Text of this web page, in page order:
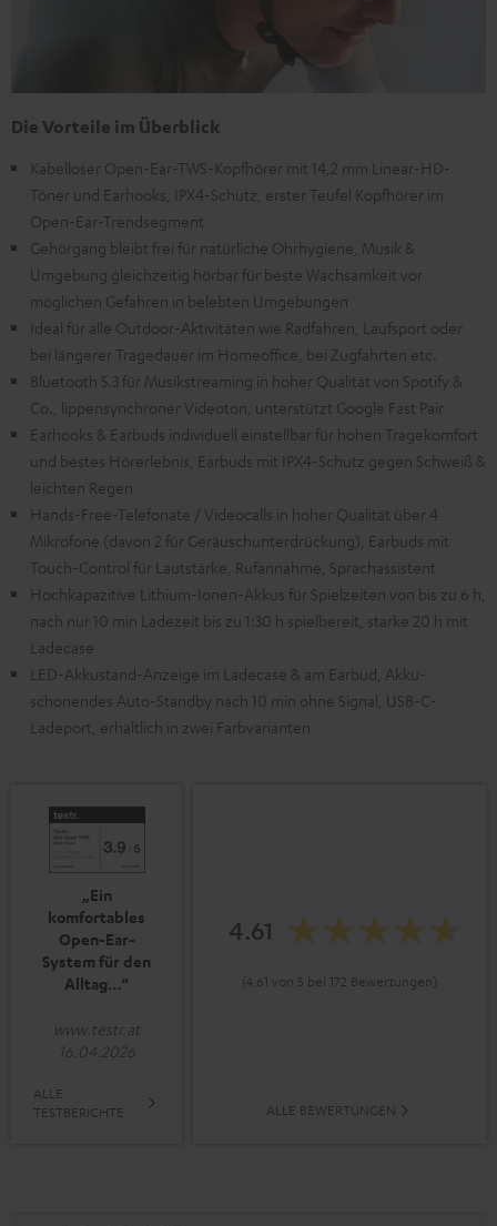
Die Vorteile im Überblick
Kabelloser Open-Ear-TWS-Kopfhörer mit 14,2 mm Linear-HD-
Töner und Earhooks, IPX4-Schutz, erster Teufel Kopfhörer im
Open-Ear-Trendsegment
Gehörgang bleibt frei für natürliche Ohrhygiene, Musik &
Umgebung gleichzeitig hörbar für beste Wachsamkeit vor
möglichen Gefahren in belebten Umgebungen
Ideal für alle Outdoor-Aktivitäten wie Radfahren, Laufsport oder
bei längerer Tragedauer im Homeoffice, bei Zugfahrten etc.
Bluetooth 5.3 für Musikstreaming in hoher Qualität von Spotify &
Co., lippensynchroner Videoton, unterstützt Google Fast Pair
Earhooks & Earbuds individuell einstellbar für hohen Tragekomfort
und bestes Hörerlebnis, Earbuds mit IPX4-Schutz gegen Schweiß &
leichten Regen
Hands-Free-Telefonate / Videocalls in hoher Qualität über 4
Mikrofone (davon 2 für Geräuschunterdrückung), Earbuds mit
Touch-Control für Lautstärke, Rufannahme, Sprachassistent
Hochkapazitive Lithium-Ionen-Akkus für Spielzeiten von bis zu 6 h,
nach nur 10 min Ladezeit bis zu 1:30 h spielbereit, starke 20 h mit
Ladecase
LED-Akkustand-Anzeige im Ladecase & am Earbud, Akku-
schonendes Auto-Standby nach 10 min ohne Signal, USB-C-
Ladeport, erhältlich in zwei Farbvarianten
„Ein
komfortables
Open-Ear-
System für den
Alltag…“
www.testr.at
16.04.2026
ALLE
TESTBERICHTE
4.61
(4.61 von 5 bei 172 Bewertungen)
ALLE BEWERTUNGEN